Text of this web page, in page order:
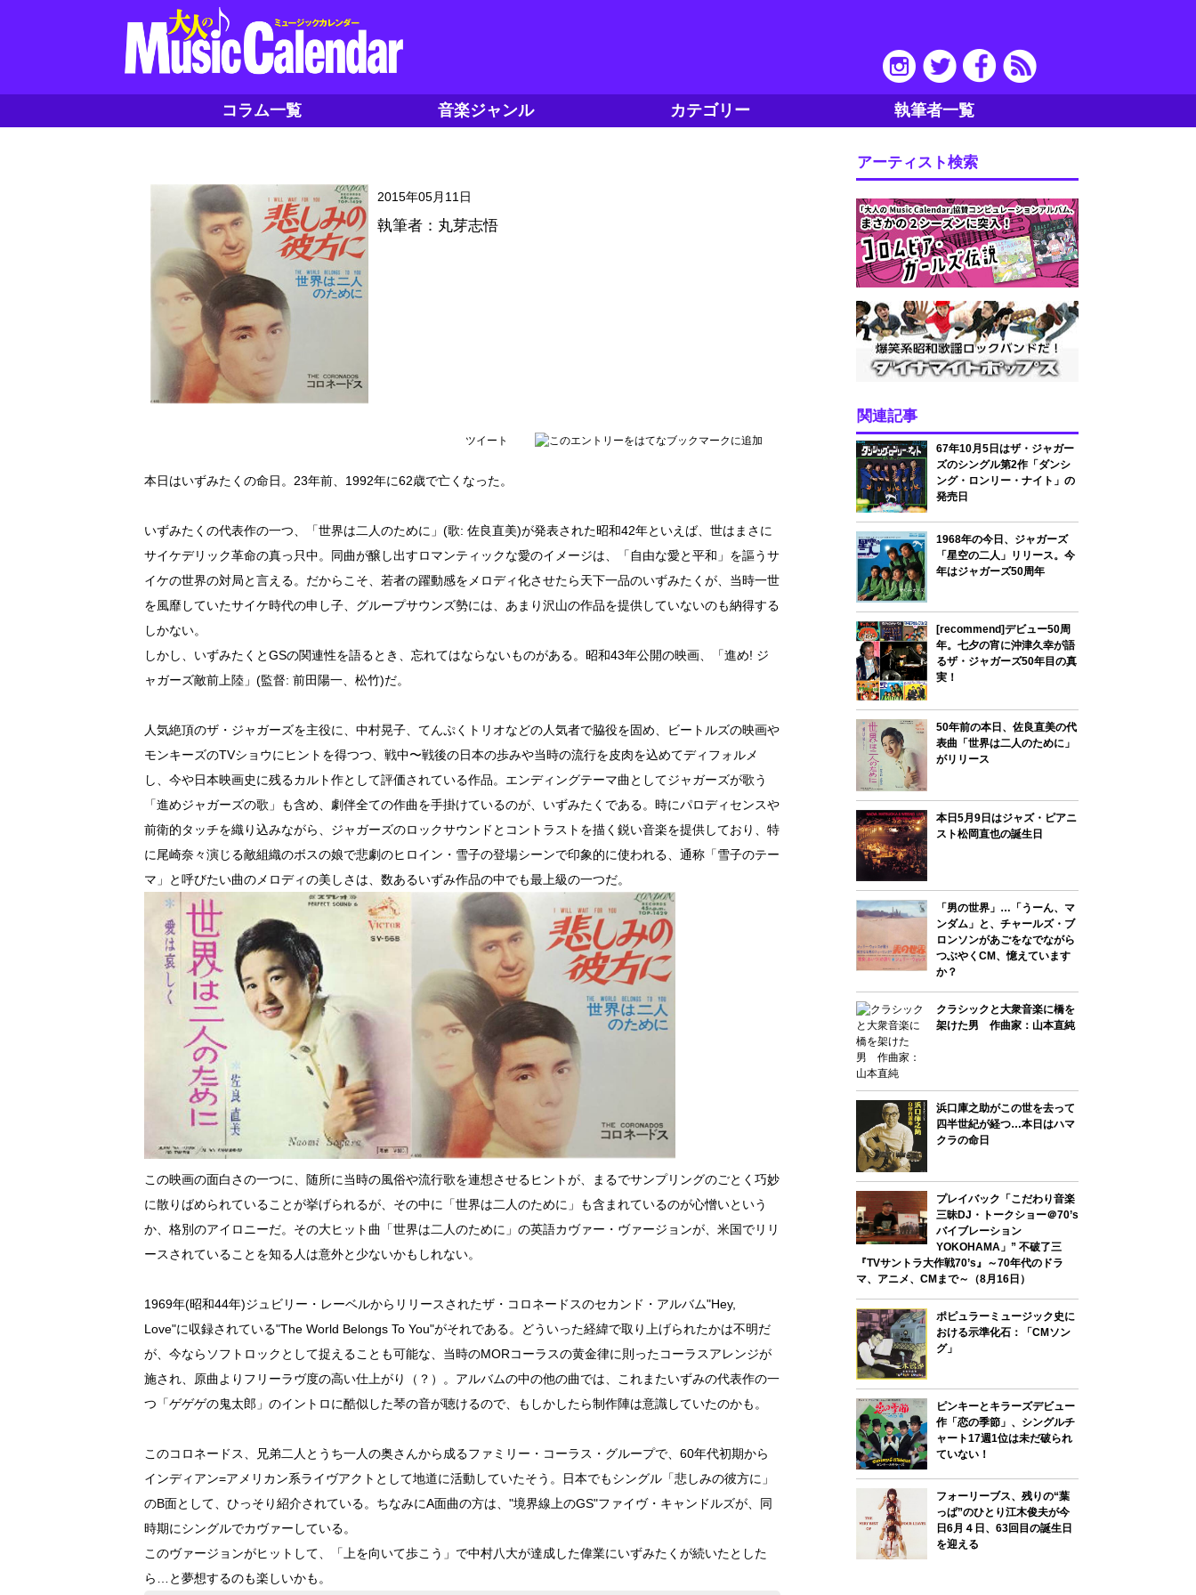
コラム一覧 音楽ジャンル カテゴリー 執筆者一覧
2015年05月11日
執筆者：丸芽志悟
ツイート
本日はいずみたくの命日。23年前、1992年に62歳で亡くなった。
いずみたくの代表作の一つ、「世界は二人のために」(歌: 佐良直美)が発表された昭和42年といえば、世はまさに
サイケデリック革命の真っ只中。同曲が醸し出すロマンティックな愛のイメージは、「自由な愛と平和」を謳うサ
イケの世界の対局と言える。だからこそ、若者の躍動感をメロディ化させたら天下一品のいずみたくが、当時一世
を風靡していたサイケ時代の申し子、グループサウンズ勢には、あまり沢山の作品を提供していないのも納得する
しかない。
しかし、いずみたくとGSの関連性を語るとき、忘れてはならないものがある。昭和43年公開の映画、「進め! ジ
ャガーズ敵前上陸」(監督: 前田陽一、松竹)だ。
人気絶頂のザ・ジャガーズを主役に、中村晃子、てんぷくトリオなどの人気者で脇役を固め、ビートルズの映画や
モンキーズのTVショウにヒントを得つつ、戦中〜戦後の日本の歩みや当時の流行を皮肉を込めてディフォルメ
し、今や日本映画史に残るカルト作として評価されている作品。エンディングテーマ曲としてジャガーズが歌う
「進めジャガーズの歌」も含め、劇伴全ての作曲を手掛けているのが、いずみたくである。時にパロディセンスや
前衛的タッチを織り込みながら、ジャガーズのロックサウンドとコントラストを描く鋭い音楽を提供しており、特
に尾崎奈々演じる敵組織のボスの娘で悲劇のヒロイン・雪子の登場シーンで印象的に使われる、通称「雪子のテー
マ」と呼びたい曲のメロディの美しさは、数あるいずみ作品の中でも最上級の一つだ。
この映画の面白さの一つに、随所に当時の風俗や流行歌を連想させるヒントが、まるでサンプリングのごとく巧妙
に散りばめられていることが挙げられるが、その中に「世界は二人のために」も含まれているのが心憎いという
か、格別のアイロニーだ。その大ヒット曲「世界は二人のために」の英語カヴァー・ヴァージョンが、米国でリリ
ースされていることを知る人は意外と少ないかもしれない。
1969年(昭和44年)ジュビリー・レーベルからリリースされたザ・コロネードスのセカンド・アルバム"Hey,
Love"に収録されている"The World Belongs To You"がそれである。どういった経緯で取り上げられたかは不明だ
が、今ならソフトロックとして捉えることも可能な、当時のMORコーラスの黄金律に則ったコーラスアレンジが
施され、原曲よりフリーラヴ度の高い仕上がり（？）。アルバムの中の他の曲では、これまたいずみの代表作の一
つ「ゲゲゲの鬼太郎」のイントロに酷似した琴の音が聴けるので、もしかしたら制作陣は意識していたのかも。
このコロネードス、兄弟二人とうち一人の奥さんから成るファミリー・コーラス・グループで、60年代初期から
インディアン=アメリカン系ライヴアクトとして地道に活動していたそう。日本でもシングル「悲しみの彼方に」
のB面として、ひっそり紹介されている。ちなみにA面曲の方は、"境界線上のGS"ファイヴ・キャンドルズが、同
時期にシングルでカヴァーしている。
このヴァージョンがヒットして、「上を向いて歩こう」で中村八大が達成した偉業にいずみたくが続いたとした
ら…と夢想するのも楽しいかも。
アーティスト検索
関連記事
67年10月5日はザ・ジャガー
ズのシングル第2作「ダンシ
ング・ロンリー・ナイト」の
発売日
1968年の今日、ジャガーズ
「星空の二人」リリース。今
年はジャガーズ50周年
[recommend]デビュー50周
年。七夕の宵に沖津久幸が語
るザ・ジャガーズ50年目の真
実！
50年前の本日、佐良直美の代
表曲「世界は二人のために」
がリリース
本日5月9日はジャズ・ピアニ
スト松岡直也の誕生日
「男の世界」…「うーん、マ
ンダム」と、チャールズ・ブ
ロンソンがあごをなでながら
つぶやくCM、憶えています
か？
クラシックと大衆音楽に橋を
架けた男 作曲家：山本直純
浜口庫之助がこの世を去って
四半世紀が経つ…本日はハマ
クラの命日
プレイバック「こだわり音楽
三昧DJ・トークショー＠70’s
バイブレーション
YOKOHAMA」” 不破了三
『TVサントラ大作戦70’s』～70年代のドラ
マ、アニメ、CMまで～（8月16日）
ポピュラーミュージック史に
おける示準化石：「CMソン
グ」
ピンキーとキラーズデビュー
作「恋の季節」、シングルチ
ャート17週1位は未だ破られ
ていない！
フォーリーブス、残りの“葉
っぱ”のひとり江木俊夫が今
日6月４日、63回目の誕生日
を迎える